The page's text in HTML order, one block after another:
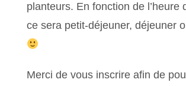
planteurs. En fonction de l’heure
ce sera petit-déjeuner, déjeuner
Merci de vous inscrire afin de